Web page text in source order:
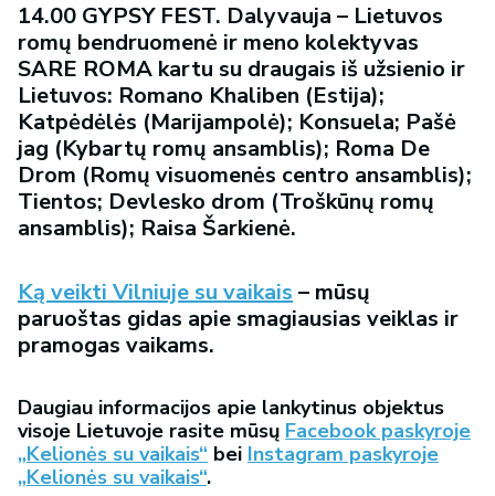
14.00 GYPSY FEST. Dalyvauja – Lietuvos
romų bendruomenė ir meno kolektyvas
SARE ROMA kartu su draugais iš užsienio ir
Lietuvos: Romano Khaliben (Estija);
Katpėdėlės (Marijampolė); Konsuela; Pašė
jag (Kybartų romų ansamblis); Roma De
Drom (Romų visuomenės centro ansamblis);
Tientos; Devlesko drom (Troškūnų romų
ansamblis); Raisa Šarkienė.
Ką veikti Vilniuje su vaikais – mūsų
paruoštas gidas apie smagiausias veiklas ir
pramogas vaikams.
Daugiau informacijos apie lankytinus objektus
visoje Lietuvoje rasite mūsų Facebook paskyroje
„Kelionės su vaikais“ bei Instagram paskyroje
„Kelionės su vaikais“.